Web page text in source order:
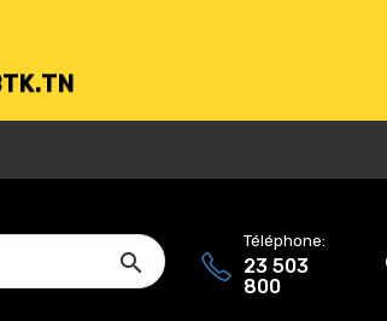
D'ACHATS

Téléphone:
23 503
800